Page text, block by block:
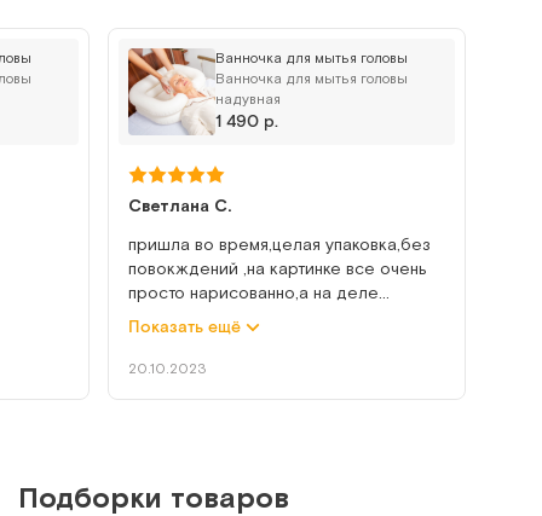
CA 204 MV (TS-01)
Надувная ванна для мытья человека на кровати
Под заказАрт.5538
Сообщить о поступлении
Сравнить
Влажные варежки для сухого мытья
Ванночка для мытья головы
Ванночка для мытья головы
надувная
1 490 р.
Светлана С.
пришла во время,целая упаковка,без
повокждений ,на картинке все очень
просто нарисованно,а на деле
немножко не удобно показалось ,но
надо просто привыкнуть ,а так все
хорошо ,удобно
Показать ещё
20.10.2023
Подборки товаров